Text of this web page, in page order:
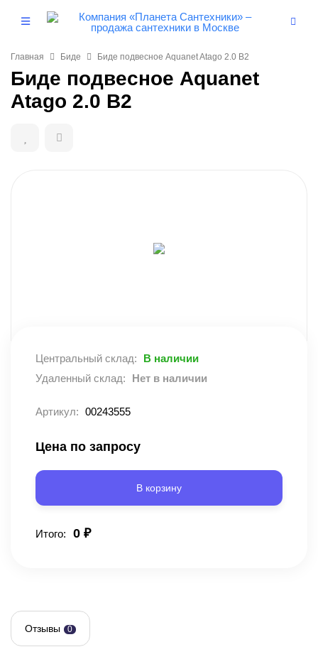
Главная Биде Биде подвесное Aquanet Atago 2.0 B2
Биде подвесное Aquanet
Atago 2.0 B2
Центральный склад:
В наличии
Удаленный склад:
Нет в наличии
Артикул: 00243555
Цена по запросу
В корзину
Итого: 0 ₽
Отзывы 0